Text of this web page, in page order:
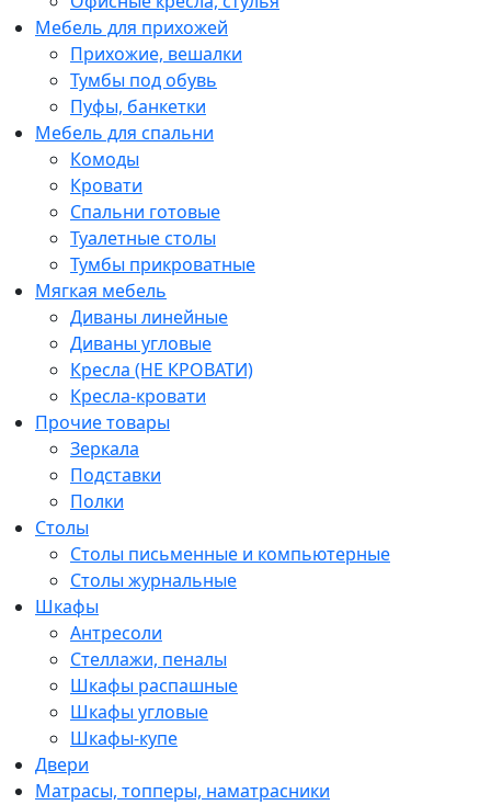
Мебель для прихожей
Прихожие, вешалки
Тумбы под обувь
Пуфы, банкетки
Мебель для спальни
Комоды
Кровати
Спальни готовые
Туалетные столы
Тумбы прикроватные
Мягкая мебель
Диваны линейные
Диваны угловые
Кресла (НЕ КРОВАТИ)
Кресла-кровати
Прочие товары
Зеркала
Подставки
Полки
Столы
Столы письменные и компьютерные
Столы журнальные
Шкафы
Антресоли
Стеллажи, пеналы
Шкафы распашные
Шкафы угловые
Шкафы-купе
Двери
Матрасы, топперы, наматрасники